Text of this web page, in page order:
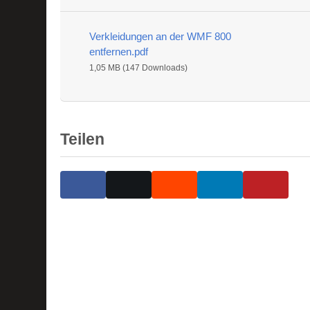
Verkleidungen an der WMF 800
entfernen.pdf
1,05 MB (147 Downloads)
Teilen